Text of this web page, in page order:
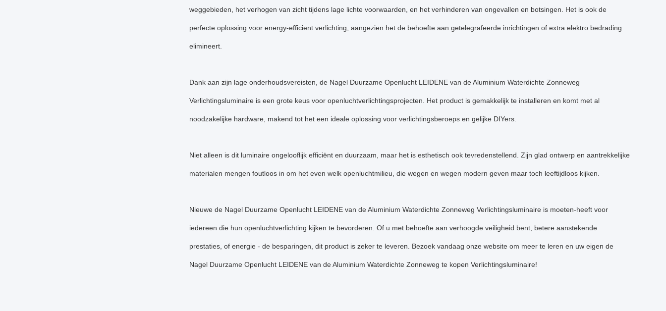
weggebieden, het verhogen van zicht tijdens lage lichte voorwaarden, en het verhinderen van ongevallen en botsingen. Het is ook de
perfecte oplossing voor energy-efficient verlichting, aangezien het de behoefte aan getelegrafeerde inrichtingen of extra elektro bedrading
elimineert.
Dank aan zijn lage onderhoudsvereisten, de Nagel Duurzame Openlucht LEIDENE van de Aluminium Waterdichte Zonneweg
Verlichtingsluminaire is een grote keus voor openluchtverlichtingsprojecten. Het product is gemakkelijk te installeren en komt met al
noodzakelijke hardware, makend tot het een ideale oplossing voor verlichtingsberoeps en gelijke DIYers.
Niet alleen is dit luminaire ongelooflijk efficiënt en duurzaam, maar het is esthetisch ook tevredenstellend. Zijn glad ontwerp en aantrekkelijke
materialen mengen foutloos in om het even welk openluchtmilieu, die wegen en wegen modern geven maar toch leeftijdloos kijken.
Nieuwe de Nagel Duurzame Openlucht LEIDENE van de Aluminium Waterdichte Zonneweg Verlichtingsluminaire is moeten-heeft voor
iedereen die hun openluchtverlichting kijken te bevorderen. Of u met behoefte aan verhoogde veiligheid bent, betere aanstekende
prestaties, of energie - de besparingen, dit product is zeker te leveren. Bezoek vandaag onze website om meer te leren en uw eigen de
Nagel Duurzame Openlucht LEIDENE van de Aluminium Waterdichte Zonneweg te kopen Verlichtingsluminaire!